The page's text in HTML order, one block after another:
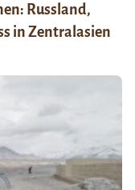
Russland,
in Zentralasien